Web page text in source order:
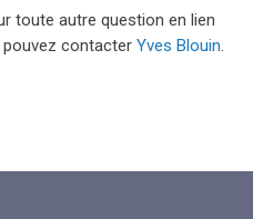
toute autre question en lien
contacter Yves Blouin.